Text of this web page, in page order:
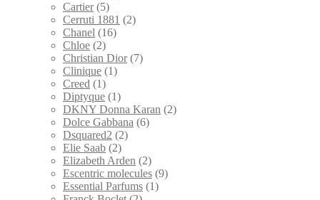
Cartier (5)
Cerruti 1881 (2)
Chanel (16)
Chloe (2)
Christian Dior (7)
Clinique (1)
Creed (1)
Diptyque (1)
DKNY Donna Karan (2)
Dolce Gabbana (6)
Dsquared2 (2)
Elie Saab (2)
Elizabeth Arden (2)
Escentric molecules (9)
Essential Parfums (1)